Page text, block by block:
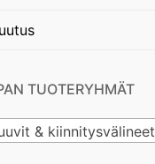
TUOTERYHMÄT
& kiinnitysvälineet